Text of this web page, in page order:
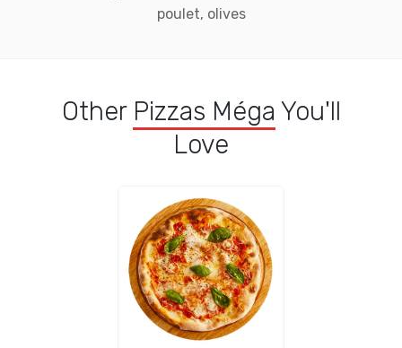
poulet, olives
Other Pizzas Méga You'll
Love